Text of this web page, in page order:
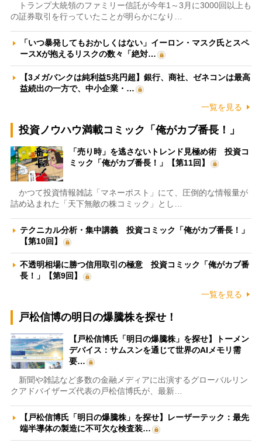
トランプ大統領のファミリー信託が今年1～3月に3000回以上も
の証券取引を行っていたことが明らかになり…
「いつ暴発してもおかしくはない」イーロン・マスク氏とスペ
ースXが抱えるリスクの数々「絶対…
【3メガバンクは純利益5兆円超】銀行、商社、ゼネコンは最高
益続出の一方で、中小企業・…
一覧を見る
投資ノウハウ満載コミック「俺がカブ番長！」
「売り時」を逃さないトレンド見極め術 投資コ
ミック「俺がカブ番長！」【第11回】
かつて投資情報雑誌「マネーポスト」にて、圧倒的な情報量が
詰め込まれた「天下無敵の株コミック」とし…
テクニカル分析・集中講義 投資コミック「俺がカブ番長！」
【第10回】
不透明相場に勝つ信用取引の極意 投資コミック「俺がカブ番
長！」【第9回】
一覧を見る
戸松信博の明日の爆騰株を探せ！
【戸松信博氏「明日の爆騰株」を探せ】トーメン
デバイス：サムスンを通じて世界のAIメモリ需
要…
新聞や雑誌など多数の金融メディアに出演するグローバルリン
クアドバイザーズ代表の戸松信博氏が、最新…
【戸松信博氏「明日の爆騰株」を探せ】レーザーテック：最先
端半導体の製造に不可欠な検査装…